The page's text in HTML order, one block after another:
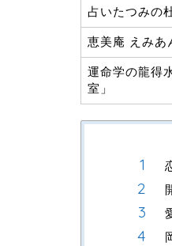
占いたつみの
恵美庵 えみあ
運命学の龍得
室」